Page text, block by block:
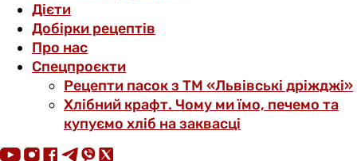
Дієти
Добірки рецептів
Про нас
Спецпроєкти
Рецепти пасок з ТМ «Львівські дріжджі»
Хлібний крафт. Чому ми їмо, печемо та
купуємо хліб на заквасці